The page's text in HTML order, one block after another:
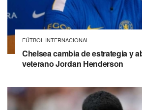
FÚTBOL INTERNACIONAL
Chelsea cambia de estrategia y
veterano Jordan Henderson